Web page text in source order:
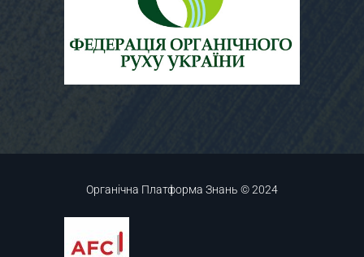
Органічна Платформа Знань © 2024